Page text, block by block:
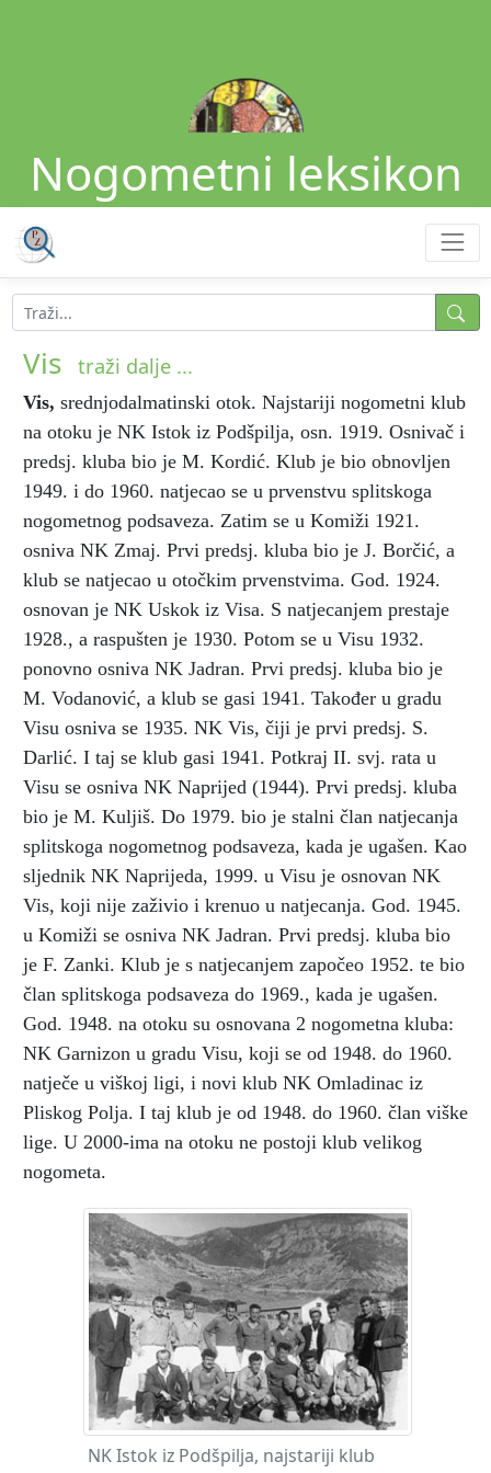
Nogometni leksikon
Vis traži dalje ...
Vis, srednjodalmatinski otok. Najstariji nogometni klub
na otoku je NK Istok iz Podšpilja, osn. 1919. Osnivač i
predsj. kluba bio je M. Kordić. Klub je bio obnovljen
1949. i do 1960. natjecao se u prvenstvu splitskoga
nogometnog podsaveza. Zatim se u Komiži 1921.
osniva NK Zmaj. Prvi predsj. kluba bio je J. Borčić, a
klub se natjecao u otočkim prvenstvima. God. 1924.
osnovan je NK Uskok iz Visa. S natjecanjem prestaje
1928., a raspušten je 1930. Potom se u Visu 1932.
ponovno osniva NK Jadran. Prvi predsj. kluba bio je
M. Vodanović, a klub se gasi 1941. Također u gradu
Visu osniva se 1935. NK Vis, čiji je prvi predsj. S.
Darlić. I taj se klub gasi 1941. Potkraj II. svj. rata u
Visu se osniva NK Naprijed (1944). Prvi predsj. kluba
bio je M. Kuljiš. Do 1979. bio je stalni član natjecanja
splitskoga nogometnog podsaveza, kada je ugašen. Kao
sljednik NK Naprijeda, 1999. u Visu je osnovan NK
Vis, koji nije zaživio i krenuo u natjecanja. God. 1945.
u Komiži se osniva NK Jadran. Prvi predsj. kluba bio
je F. Zanki. Klub je s natjecanjem započeo 1952. te bio
član splitskoga podsaveza do 1969., kada je ugašen.
God. 1948. na otoku su osnovana 2 nogometna kluba:
NK Garnizon u gradu Visu, koji se od 1948. do 1960.
natječe u viškoj ligi, i novi klub NK Omladinac iz
Pliskog Polja. I taj klub je od 1948. do 1960. član viške
lige. U 2000-ima na otoku ne postoji klub velikog
nogometa.
NK Istok iz Podšpilja, najstariji klub